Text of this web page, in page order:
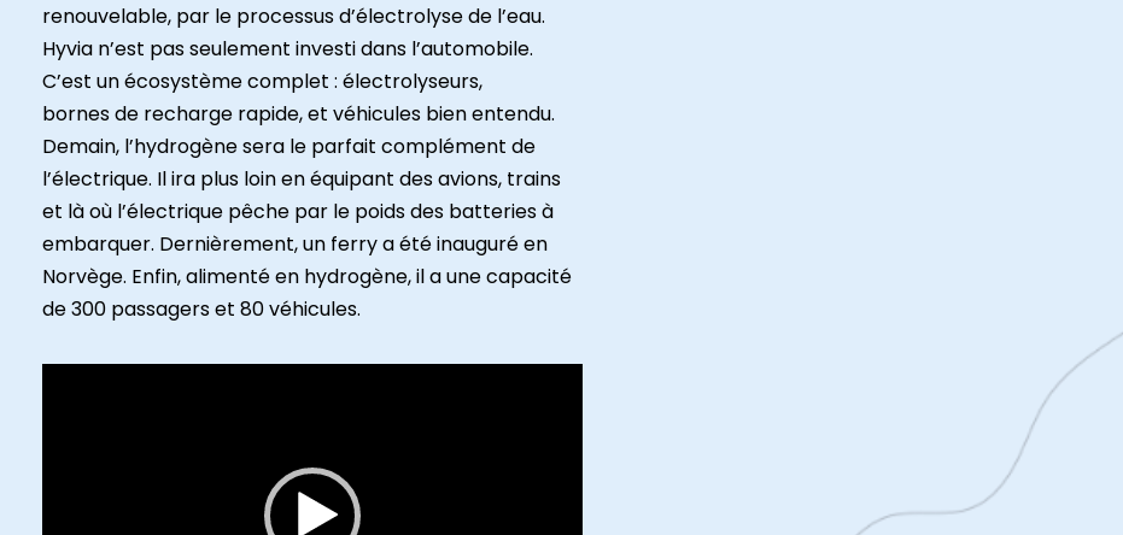
renouvelable, par le processus d’électrolyse de l’eau.
Hyvia n’est pas seulement investi dans l’automobile.
C’est un écosystème complet : électrolyseurs,
bornes de recharge rapide, et véhicules bien entendu.
Demain, l’hydrogène sera le parfait complément de
l’électrique. Il ira plus loin en équipant des avions, trains
et là où l’électrique pêche par le poids des batteries à
embarquer. Dernièrement, un ferry a été inauguré en
Norvège. Enfin, alimenté en hydrogène, il a une capacité
de 300 passagers et 80 véhicules.